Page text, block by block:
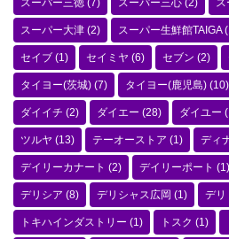
スーパー三徳 (7) スーパー三心 (2) ス
スーパー大津 (2) スーパー生鮮館TAIGA
セイブ (1) セイミヤ (6) セブン (2)
タイヨー(茨城) (7) タイヨー(鹿児島) (10)
ダイイチ (2) ダイエー (28) ダイユー
ツルヤ (13) テーオーストア (1) ディ
デイリーカナート (2) デイリーポート (1)
デリシア (8) デリシャス広岡 (1) デリ
トキハインダストリー (1) トスク (1)